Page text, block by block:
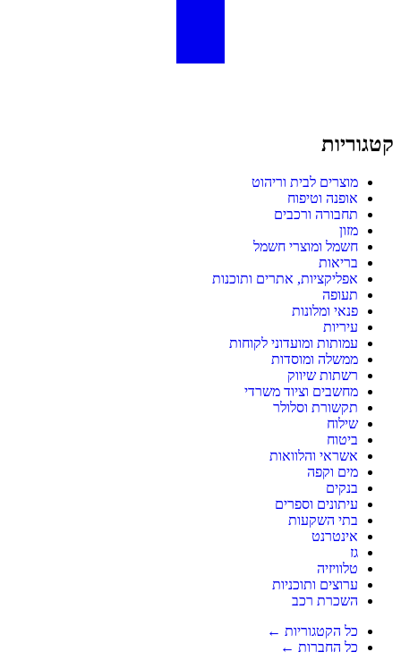
קטגוריות
מוצרים לבית וריהוט
אופנה וטיפוח
תחבורה ורכבים
מזון
חשמל ומוצרי חשמל
בריאות
אפליקציות, אתרים ותוכנות
תעופה
פנאי ומלונות
עיריות
עמותות ומועדוני לקוחות
ממשלה ומוסדות
רשתות שיווק
מחשבים וציוד משרדי
תקשורת וסלולר
שילוח
ביטוח
אשראי והלוואות
מים וקפה
בנקים
עיתונים וספרים
בתי השקעות
אינטרנט
גז
טלוויזיה
ערוצים ותוכניות
השכרת רכב
כל הקטגוריות ←
כל החברות ←